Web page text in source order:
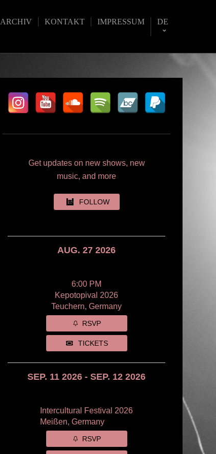
ARCHIV KONTAKT IMPRESSUM DE
Get updates on new shows, new
music, and more
FOLLOW
AUG. 27 2026
6:00 PM
Kepotopival 2026
Teuchern, Germany
RSVP
TICKETS
SEP. 11 2026 - SEP. 12 2026
Intercultural Festival 2026
Meißen, Germany
RSVP